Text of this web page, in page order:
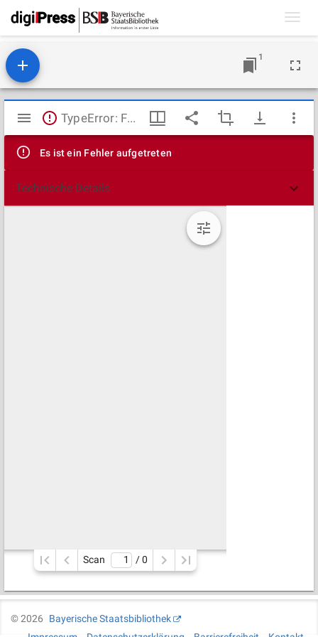
1
Mirador
Viewer
TypeError: Failed to fetch
Es ist ein Fehler aufgetreten
Technische Details
Scan / 0
©2026
Bayerische Staatsbibliothek